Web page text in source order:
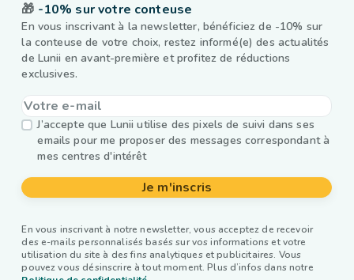
🎁 -10% sur votre conteuse
En vous inscrivant à la newsletter, bénéficiez de -10% sur
la conteuse de votre choix, restez informé(e) des actualités
de Lunii en avant-première et profitez de réductions
exclusives.
J’accepte que Lunii utilise des pixels de suivi dans ses
emails pour me proposer des messages correspondant à
mes centres d'intérêt
Je m'inscris
En vous inscrivant à notre newsletter, vous acceptez de recevoir
des e-mails personnalisés basés sur vos informations et votre
utilisation du site à des fins analytiques et publicitaires. Vous
pouvez vous désinscrire à tout moment. Plus d’infos dans notre